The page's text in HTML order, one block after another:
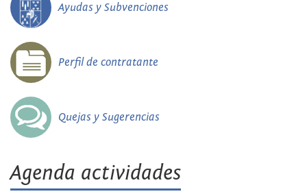
Ayudas y Subvenciones
Perfil de contratante
Quejas y Sugerencias
Agenda actividades